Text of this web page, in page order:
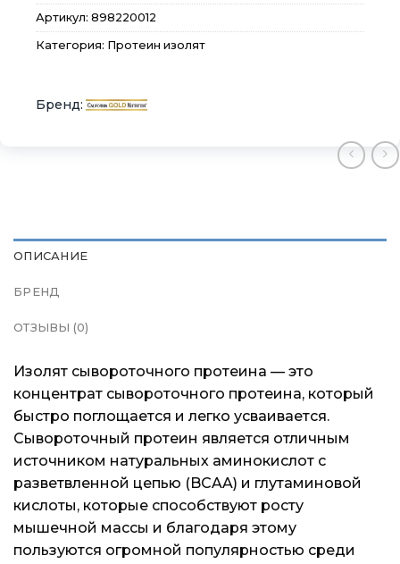
Артикул: 898220012
Категория: Протеин изолят
ОПИСАНИЕ
БРЕНД
ОТЗЫВЫ (0)
Изолят сывороточного протеина — это
концентрат сывороточного протеина, который
быстро поглощается и легко усваивается.
Сывороточный протеин является отличным
источником натуральных аминокислот с
разветвленной цепью (BCAA) и глутаминовой
кислоты, которые способствуют росту
мышечной массы и благодаря этому
пользуются огромной популярностью среди
Каталог
Магазины
Контакты
Блог
Каталог
Магазины
Контакты
Блог
Каталог
Магазины
Контакты
Блог